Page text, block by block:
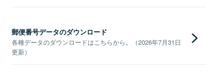
郵便番号データのダウンロード
各種データのダウンロードはこちらから。（2026年7月31日
更新）